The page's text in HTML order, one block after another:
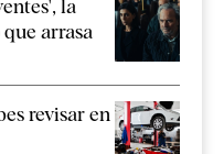
la
arrasa
revisar en